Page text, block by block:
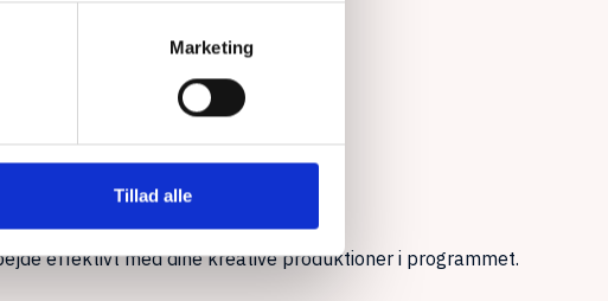
Marketing
Tillad alle
grafik?
bevægelig grafik.
effektivt med dine kreative produktioner i programmet.